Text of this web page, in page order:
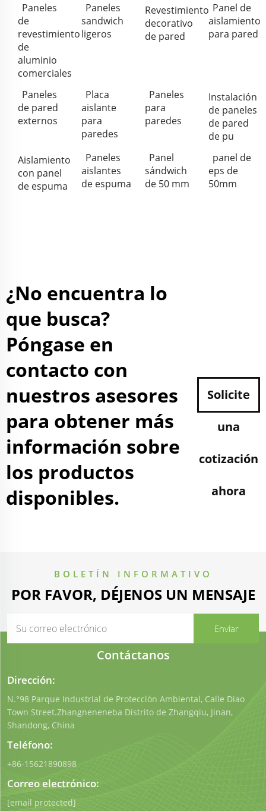
Paneles
de
revestimiento
de
aluminio
comerciales
Paneles
sandwich
ligeros
Revestimiento
decorativo
de pared
Panel de
aislamiento
para pared
Paneles
de pared
externos
Placa
aislante
para
paredes
Paneles
para
paredes
Instalación
de paneles
de pared
de pu
Aislamiento
con panel
de espuma
Paneles
aislantes
de espuma
Panel
sándwich
de 50 mm
panel de
eps de
50mm
¿No encuentra lo
que busca?
Póngase en
contacto con
nuestros asesores
para obtener más
información sobre
los productos
disponibles.
Solicite
una
cotización
ahora
BOLETÍN INFORMATIVO
POR FAVOR, DÉJENOS UN MENSAJE
Contáctanos
Dirección:
N.°98 Parque Industrial de Protección Ambiental, Calle Diao
Town Street.Zhangneneneba Distrito de Zhangqiu, Jinan,
Shandong, China
Teléfono:
+86-15621890898
Correo electrónico:
[email protected]